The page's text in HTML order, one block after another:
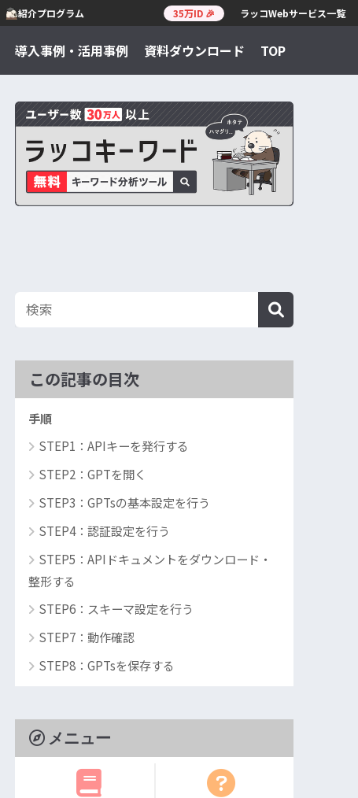
紹介プログラム 35万ID 🎉 ラッコWebサービス一覧
導入事例・活用事例 資料ダウンロード TOP
この記事の目次
手順
STEP1：APIキーを発行する
STEP2：GPTを開く
STEP3：GPTsの基本設定を行う
STEP4：認証設定を行う
STEP5：APIドキュメントをダウンロード・
整形する
STEP6：スキーマ設定を行う
STEP7：動作確認
STEP8：GPTsを保存する
メニュー